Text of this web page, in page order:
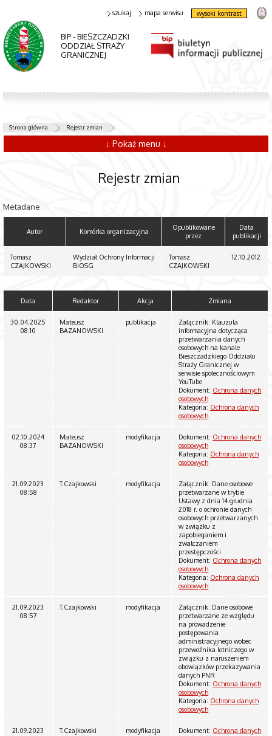
BIP - BIESZCZADZKI
ODDZIAŁ STRAŻY
GRANICZNEJ
szukaj mapa serwisu wysoki kontrast
Strona główna Rejestr zmian
↓ Pokaż menu ↓
Rejestr zmian
Metadane
Autor Komórka organizacyjna
Opublikowane
przez
Data
publikacji
Tomasz
CZAJKOWSKI
Wydział Ochrony Informacji
BiOSG
Tomasz
CZAJKOWSKI
12.10.2012
Data Redaktor Akcja Zmiana
30.04.2025
08:10
Mateusz
BAZANOWSKI
publikacja
Załącznik: Klauzula
informacyjna dotycząca
przetwarzania danych
osobowych na kanale
Bieszczadzkiego Oddziału
Straży Granicznej w
serwisie społecznościowym
YouTube
Dokument: Ochrona danych
osobowych
Kategoria: Ochrona danych
osobowych
02.10.2024
08:37
Mateusz
BAZANOWSKI
modyfikacja Dokument: Ochrona danych
osobowych
Kategoria: Ochrona danych
osobowych
21.09.2023
08:58
T.Czajkowski modyfikacja
Załącznik: Dane osobowe
przetwarzane w trybie
Ustawy z dnia 14 grudnia
2018 r. o ochronie danych
osobowych przetwarzanych
w związku z
zapobieganiem i
zwalczaniem
przestępczości
Dokument: Ochrona danych
osobowych
Kategoria: Ochrona danych
osobowych
21.09.2023
08:57
T.Czajkowski modyfikacja
Załącznik: Dane osobowe
przetwarzane ze względu
na prowadzenie
postępowania
administracyjnego wobec
przewoźnika lotniczego w
związku z naruszeniem
obowiązków przekazywania
danych PNR
Dokument: Ochrona danych
osobowych
Kategoria: Ochrona danych
osobowych
21.09.2023
T.Czajkowski modyfikacja Dokument: Ochrona danych